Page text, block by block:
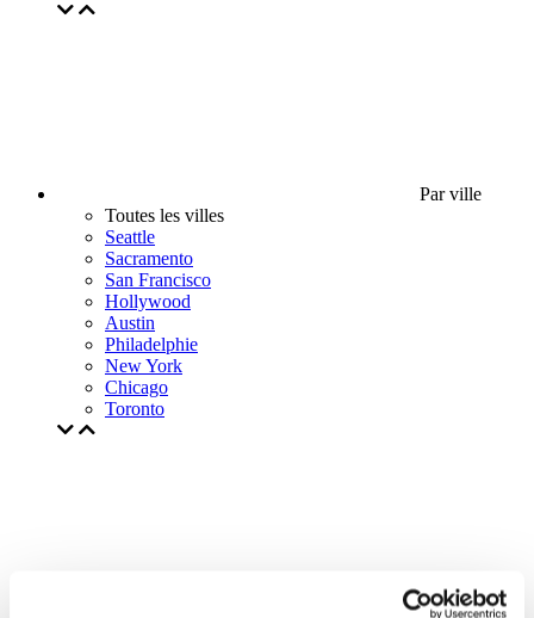
Par ville
Toutes les villes
Seattle
Sacramento
San Francisco
Hollywood
Austin
Philadelphie
New York
Chicago
Toronto